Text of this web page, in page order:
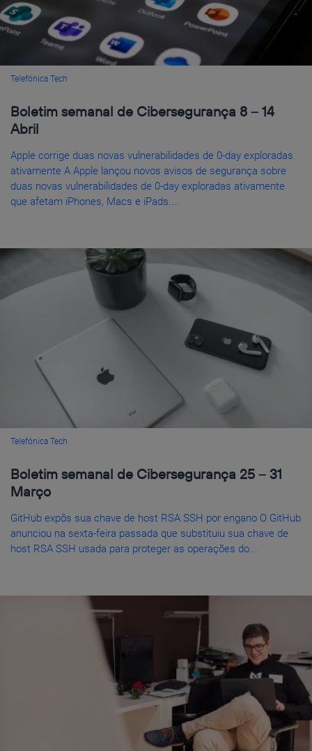
Telefónica Tech
Boletim semanal de Cibersegurança 8 – 14
Abril
Apple corrige duas novas vulnerabilidades de 0-day exploradas
ativamente A Apple lançou novos avisos de segurança sobre
duas novas vulnerabilidades de 0-day exploradas ativamente
que afetam iPhones, Macs e iPads....
Telefónica Tech
Boletim semanal de Cibersegurança 25 – 31
Março
GitHub expôs sua chave de host RSA SSH por engano O GitHub
anunciou na sexta-feira passada que substituiu sua chave de
host RSA SSH usada para proteger as operações do...